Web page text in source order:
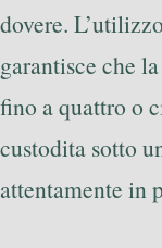
dovere.
garantisce che
fino a quattro o
custodita sotto
attentamente in